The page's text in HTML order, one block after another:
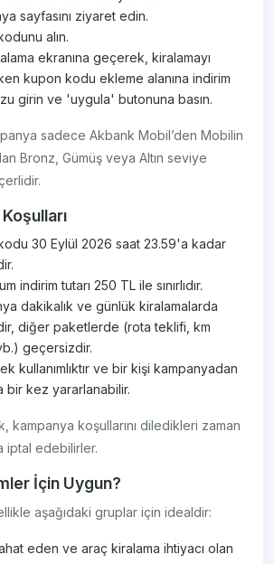
sayfasını ziyaret edin.
alın.
ekranına geçerek, kiralamayı
kupon kodu ekleme alanına indirim
girin ve 'uygula' butonuna basın.
sadece Akbank Mobil’den Mobilin
Bronz, Gümüş veya Altın seviye
30 Eylül 2026 saat 23.59'a kadar
indirim tutarı 250 TL ile sınırlıdır.
dakikalık ve günlük kiralamalarda
diğer paketlerde (rota teklifi, km
geçersizdir.
kullanımlıktır ve bir kişi kampanyadan
bir kez yararlanabilir.
kampanya koşullarını diledikleri zaman
iptal edebilirler.
İçin Uygun?
aşağıdaki gruplar için idealdir:
eden ve araç kiralama ihtiyacı olan